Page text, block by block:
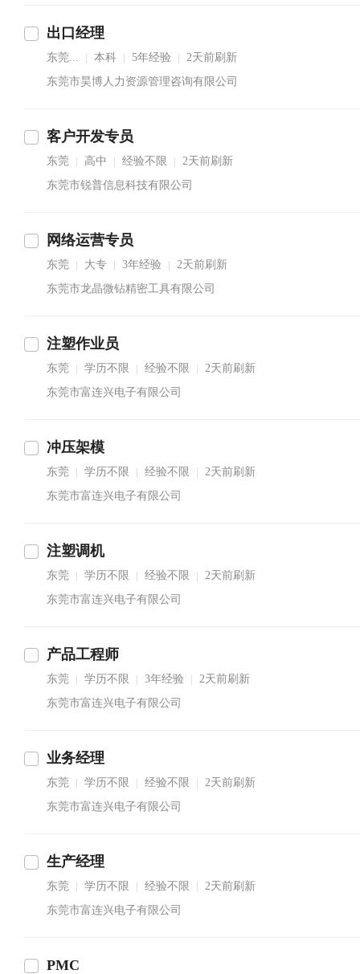
出口经理
东莞... 本科 5年经验
2天前刷新
东莞市昊博人力资源管理咨询有限公司
客户开发专员
东莞 高中 经验不限
2天前刷新
东莞市锐普信息科技有限公司
网络运营专员
东莞 大专 3年经验
2天前刷新
东莞市龙晶微钻精密工具有限公司
注塑作业员
东莞 学历不限 经验不限
2天前刷新
东莞市富连兴电子有限公司
冲压架模
东莞 学历不限 经验不限
2天前刷新
东莞市富连兴电子有限公司
注塑调机
东莞 学历不限 经验不限
2天前刷新
东莞市富连兴电子有限公司
产品工程师
东莞 学历不限 3年经验
2天前刷新
东莞市富连兴电子有限公司
业务经理
东莞 学历不限 经验不限
2天前刷新
东莞市富连兴电子有限公司
生产经理
东莞 学历不限 经验不限
2天前刷新
东莞市富连兴电子有限公司
PMC